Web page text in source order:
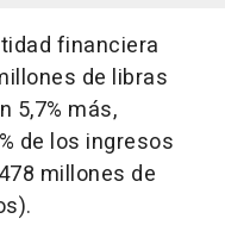
financiera
de libras
5,7% más,
de los ingresos
millones de